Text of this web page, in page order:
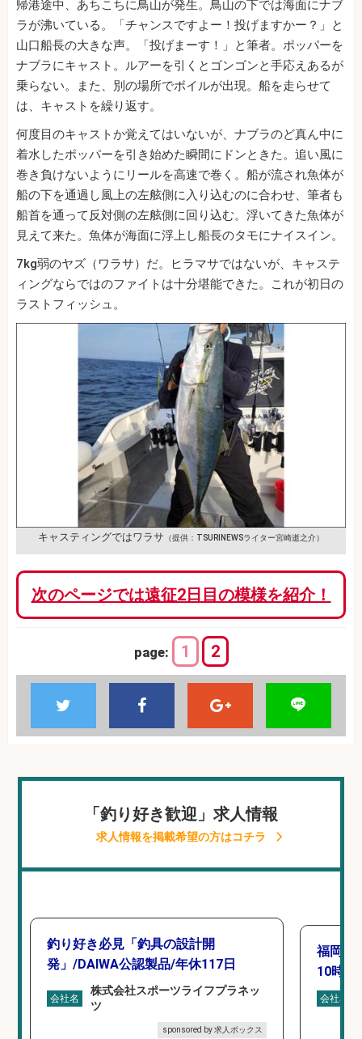
帰港途中、あちこちに鳥山が発生。鳥山の下では海面にナブ
ラが沸いている。「チャンスですよー！投げますかー？」と
山口船長の大きな声。「投げまーす！」と筆者。ポッパーを
ナブラにキャスト。ルアーを引くとゴンゴンと手応えあるが
乗らない。また、別の場所でボイルが出現。船を走らせて
は、キャストを繰り返す。
何度目のキャストか覚えてはいないが、ナブラのど真ん中に
着水したポッパーを引き始めた瞬間にドンときた。追い風に
巻き負けないようにリールを高速で巻く。船が流され魚体が
船の下を通過し風上の左舷側に入り込むのに合わせ、筆者も
船首を通って反対側の左舷側に回り込む。浮いてきた魚体が
見えて来た。魚体が海面に浮上し船長のタモにナイスイン。
7kg弱のヤズ（ワラサ）だ。ヒラマサではないが、キャステ
ィングならではのファイトは十分堪能できた。これが初日の
ラストフィッシュ。
キャスティングではワラサ （提供：TSURINEWSライター宮崎逝之介）
次のページでは遠征2日目の模様を紹介！
page: 1 2
「釣り好き歓迎」求人情報
求人情報を掲載希望の方はコチラ
釣り好き必見「釣具の設計開
発」/DAIWA公認製品/年休117日
会社名
株式会社スポーツライフプラネッ
ツ
sponsored by 求人ボックス
福岡「
10時間
会社名